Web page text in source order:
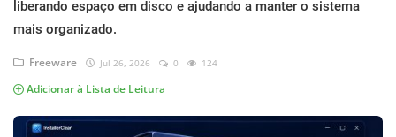
Games
Música
liberando espaço em disco e ajudando a manter o sistema
mais organizado.
Freeware Jul 26, 2026 0 124
Adicionar à Lista de Leitura